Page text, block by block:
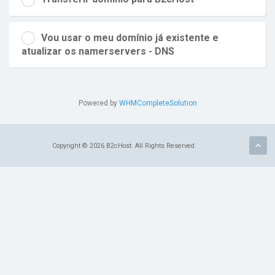
Vou usar o meu domínio já existente e
atualizar os namerservers - DNS
Powered by WHMCompleteSolution
Copyright © 2026 B2cHost. All Rights Reserved.